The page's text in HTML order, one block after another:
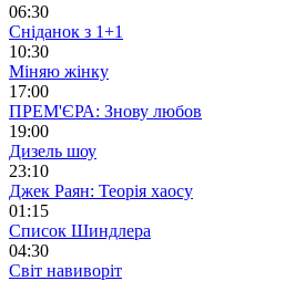
06:30
Сніданок з 1+1
10:30
Міняю жінку
17:00
ПРЕМ'ЄРА: Знову любов
19:00
Дизель шоу
23:10
Джек Раян: Теорія хаосу
01:15
Список Шиндлера
04:30
Світ навиворіт